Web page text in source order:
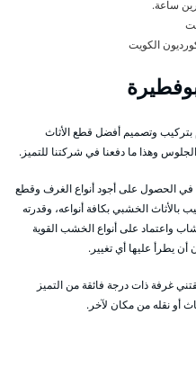
ساعة.
الكويت
وتصميم أفضل قطع الأثاث
وهذا ما دفعنا في شركتنا للتميز.
الحصول على أجود أنواع الغرف وقطع
بالأثاث الخشبي بكافة أنواعه، وقدرته
واعتماد على أنواع الخشب القوية
أن يطرأ عليها أي تغيير.
غرفة ذات درجة فائقة من التميز
أو نقله من مكان لآخر.